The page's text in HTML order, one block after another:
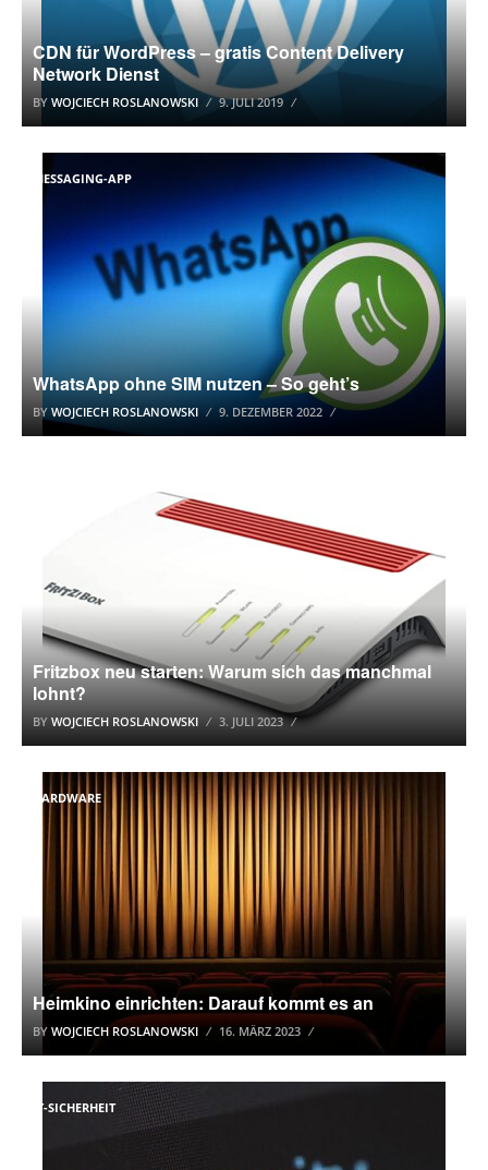
CDN für WordPress – gratis Content Delivery
Network Dienst
BY WOJCIECH ROSLANOWSKI 9. JULI 2019
MESSAGING-APP
WhatsApp ohne SIM nutzen – So geht’s
BY WOJCIECH ROSLANOWSKI 9. DEZEMBER 2022
Fritzbox neu starten: Warum sich das manchmal
lohnt?
BY WOJCIECH ROSLANOWSKI 3. JULI 2023
HARDWARE
Heimkino einrichten: Darauf kommt es an
BY WOJCIECH ROSLANOWSKI 16. MÄRZ 2023
IT-SICHERHEIT